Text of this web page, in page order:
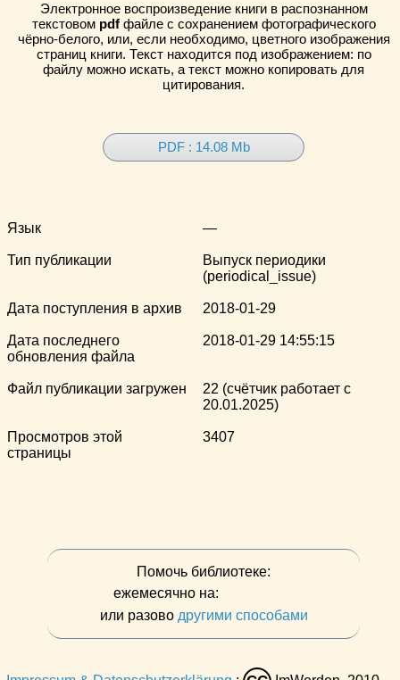
Электронное воспроизведение книги в распознанном
текстовом pdfфайле с сохранением фотографического
чёрно-белого, или, если необходимо, цветного изображения
страниц книги. Текст находится под изображением: по
файлу можно искать, а текст можно копировать для
цитирования.
PDF : 14.08 Mb
Язык —
Тип публикации
Выпуск периодики
(periodical_issue)
Дата поступления в архив 2018-01-29
Дата последнего
обновления файла
2018-01-29 14:55:15
Файл публикации загружен
22 (счётчик работает с
20.01.2025)
Просмотров этой
страницы
3407
Помочь библиотеке:
ежемесячно на:
или разово другими способами